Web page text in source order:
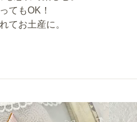
てもOK！
てお土産に。